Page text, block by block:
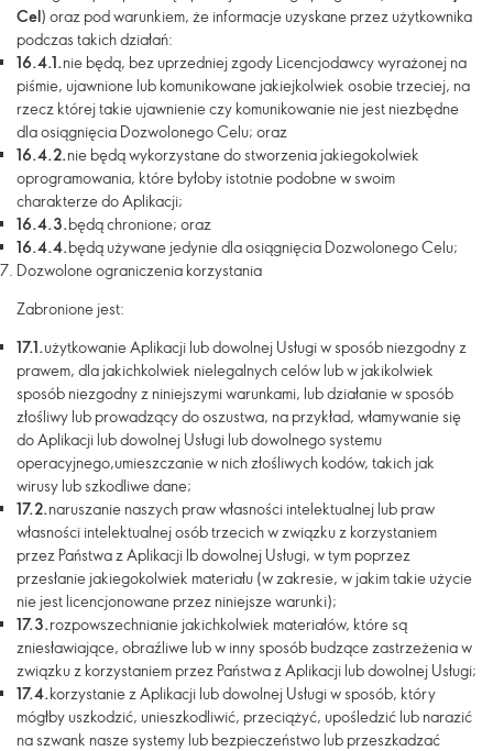
Cel) oraz pod warunkiem, że informacje uzyskane przez użytkownika
podczas takich działań:
16.4.1.nie będą, bez uprzedniej zgody Licencjodawcy wyrażonej na
piśmie, ujawnione lub komunikowane jakiejkolwiek osobie trzeciej, na
rzecz której takie ujawnienie czy komunikowanie nie jest niezbędne
dla osiągnięcia Dozwolonego Celu; oraz
16.4.2.nie będą wykorzystane do stworzenia jakiegokolwiek
oprogramowania, które byłoby istotnie podobne w swoim
charakterze do Aplikacji;
16.4.3.będą chronione; oraz
16.4.4.będą używane jedynie dla osiągnięcia Dozwolonego Celu;
Dozwolone ograniczenia korzystania
Zabronione jest:
17.1.użytkowanie Aplikacji lub dowolnej Usługi w sposób niezgodny z
prawem, dla jakichkolwiek nielegalnych celów lub w jakikolwiek
sposób niezgodny z niniejszymi warunkami, lub działanie w sposób
złośliwy lub prowadzący do oszustwa, na przykład, włamywanie się
do Aplikacji lub dowolnej Usługi lub dowolnego systemu
operacyjnego,umieszczanie w nich złośliwych kodów, takich jak
wirusy lub szkodliwe dane;
17.2.naruszanie naszych praw własności intelektualnej lub praw
własności intelektualnej osób trzecich w związku z korzystaniem
przez Państwa z Aplikacji lb dowolnej Usługi, w tym poprzez
przesłanie jakiegokolwiek materiału (w zakresie, w jakim takie użycie
nie jest licencjonowane przez niniejsze warunki);
17.3.rozpowszechnianie jakichkolwiek materiałów, które są
zniesławiające, obraźliwe lub w inny sposób budzące zastrzeżenia w
związku z korzystaniem przez Państwa z Aplikacji lub dowolnej Usługi;
17.4.korzystanie z Aplikacji lub dowolnej Usługi w sposób, który
mógłby uszkodzić, unieszkodliwić, przeciążyć, upośledzić lub narazić
na szwank nasze systemy lub bezpieczeństwo lub przeszkadzać